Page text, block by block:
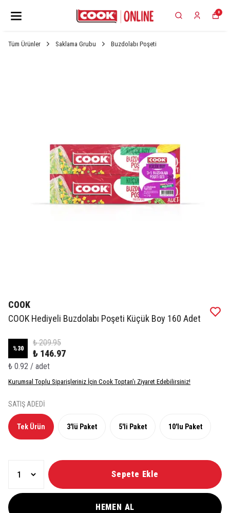
0
Tüm Ürünler Saklama Grubu Buzdolabı Poşeti
COOK
COOK Hediyeli Buzdolabı Poşeti Küçük Boy 160 Adet
%30
₺ 209.95
₺ 146.97
₺ 0.92 / adet
Kurumsal Toplu Siparişleriniz İçin Cook Toptan'ı Ziyaret Edebilirsiniz!
SATIŞ ADEDİ
Tek Ürün 3'lü Paket 5'li Paket 10'lu Paket
Sepete Ekle
HEMEN AL